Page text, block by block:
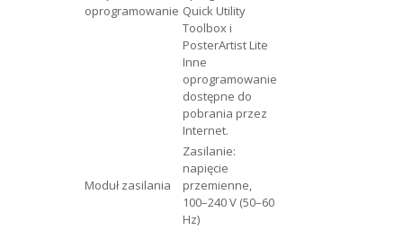
oprogramowanie Quick Utility
Toolbox i
PosterArtist Lite
Inne
oprogramowanie
dostępne do
pobrania przez
Internet.
Moduł zasilania
Zasilanie:
napięcie
przemienne,
100–240 V (50–60
Hz)